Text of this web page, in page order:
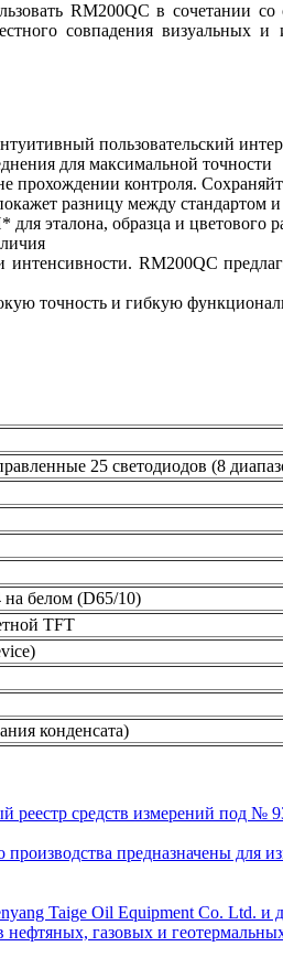
RM200QC в сочетании
совпадения визуальных
пользовательский
для максимальной точности
контроля.
разницу между стандартом
эталона, образца и цветового
RM200QC
точность и гибкую
25 светодиодов (8
белом (D65/10)
TFT
конденсата)
реестр средств измерений под №
предназначены для
Taige Oil Equipment Co. Ltd. и
газовых и